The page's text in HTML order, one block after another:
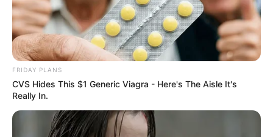
FRIDAY PLANS
CVS Hides This $1 Generic Viagra - Here's The Aisle It's
Really In.